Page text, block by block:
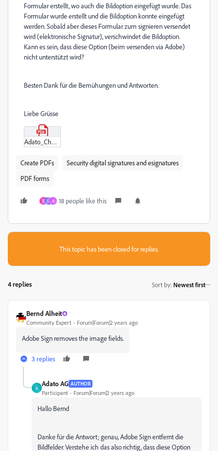
Formular erstellt, wo auch die Bildoption eingefügt wurde. Das
Formular wurde erstellt und die Bildoption konnte eingefügt
werden. Sobald aber dieses Formular zum signieren versendet
wird (elektronische Signatur), verschwindet die Bildoption.
Kann es sein, dass diese Option (beim versenden via Adobe)
nicht unterstützt wird?
Besten Dank für die Bemühungen und Antworten.
Liebe Grüsse
Adato_Checkliste_2023_Version_digital.pdf
Create PDFs
Security digital signatures and esignatures
PDF forms
E L A 18 people like this
This topic has been closed for replies.
4 replies Sort by: Newest first
Bernd Alheit
Community Expert Forum|Forum|2 years ago
Adobe Sign removes the image fields.
3 replies
A
Adato AG AUTHOR
Participant Forum|Forum|2 years ago
Hallo Bernd
Danke für die Antwort; genau, Adobe Sign entfernt die
Bildfelder. Verstehe ich das also richtig, dass diese Option